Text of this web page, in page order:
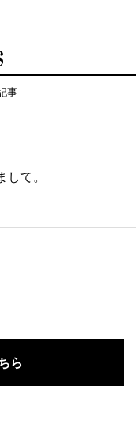
事
して。
ら